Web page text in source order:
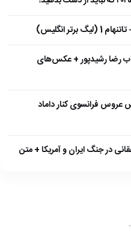
رضا رشیدپور + عکس‌های
عروس فرانسوی کنار داماد
در جنگ ایران و آمریکا + متن